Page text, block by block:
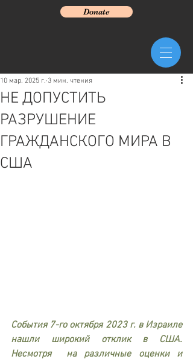
Donate
НЕ ДОПУСТИТЬ
РАЗРУШЕНИЕ
ГРАЖДАНСКОГО МИРА В
США
10 мар. 2025 г. 3 мин. чтения
События 7-го октября 2023 г. в Израиле
нашли широкий отклик в США.
Несмотря  на различные оценки и